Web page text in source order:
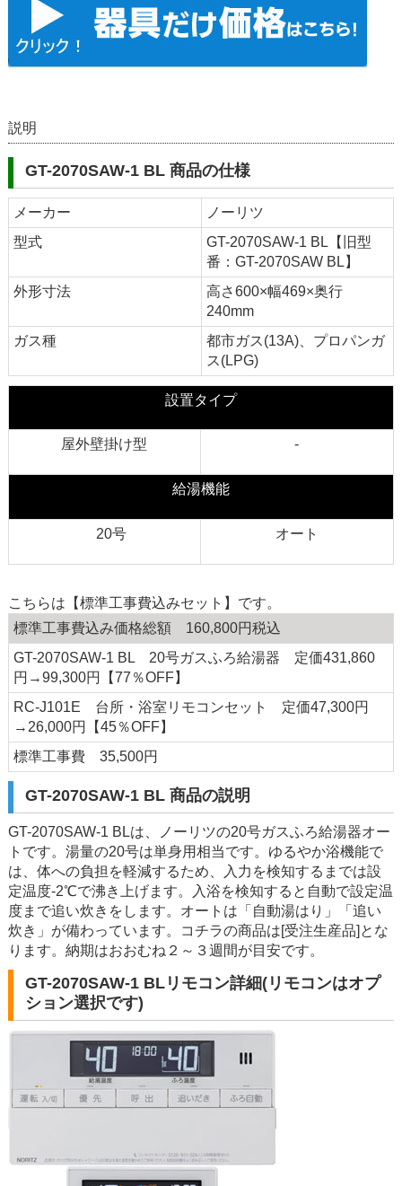
説明
GT-2070SAW-1 BL 商品の仕様
メーカー
ノーリツ
型式
GT-2070SAW-1 BL【旧型
番：GT-2070SAW BL】
外形寸法
高さ600×幅469×奥行
240mm
ガス種
都市ガス(13A)、プロパンガ
ス(LPG)
設置タイプ
屋外壁掛け型 -
給湯機能
20号 オート
こちらは【標準工事費込みセット】です。
標準工事費込み価格総額 160,800円税込
GT-2070SAW-1 BL 20号ガスふろ給湯器 定価431,860
円→99,300円【77％OFF】
RC-J101E 台所・浴室リモコンセット 定価47,300円
→26,000円【45％OFF】
標準工事費 35,500円
GT-2070SAW-1 BL 商品の説明
GT-2070SAW-1 BLは、ノーリツの20号ガスふろ給湯器オー
トです。湯量の20号は単身用相当です。ゆるやか浴機能で
は、体への負担を軽減するため、入力を検知するまでは設
定温度-2℃で沸き上げます。入浴を検知すると自動で設定温
度まで追い炊きをします。オートは「自動湯はり」「追い
炊き」が備わっています。コチラの商品は[受注生産品]とな
ります。納期はおおむね２～３週間が目安です。
GT-2070SAW-1 BLリモコン詳細(リモコンはオプ
ション選択です)